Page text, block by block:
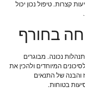
קצרות. טיפול נכון יכול
בחורף
נכונה. מבוגרים
המיוחדים ולהכין את
והבנה של התנאים
בטוחות.